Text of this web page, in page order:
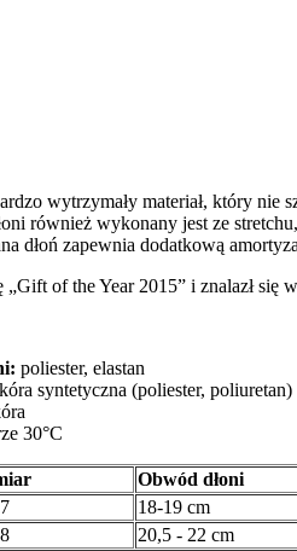
wytrzymały materiał, który
również wykonany jest ze
dłoń zapewnia dodatkową
„Gift of the Year 2015” i znalazł
poliester, elastan
syntetyczna (poliester, poliuretan)
30°C
Obwód dłoni
18-19 cm
20,5 - 22 cm